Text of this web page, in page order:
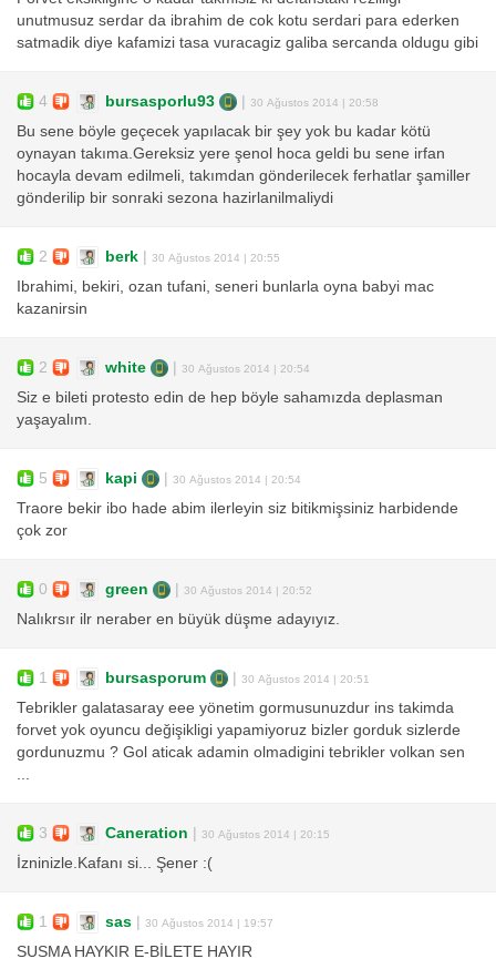
unutmusuz serdar da ibrahim de cok kotu serdari para ederken
satmadik diye kafamizi tasa vuracagiz galiba sercanda oldugu gibi
4 bursasporlu93 | 30 Ağustos 2014 | 20:58
Bu sene böyle geçecek yapılacak bir şey yok bu kadar kötü
oynayan takıma.Gereksiz yere şenol hoca geldi bu sene irfan
hocayla devam edilmeli, takımdan gönderilecek ferhatlar şamiller
gönderilip bir sonraki sezona hazirlanilmaliydi
2 berk | 30 Ağustos 2014 | 20:55
Ibrahimi, bekiri, ozan tufani, seneri bunlarla oyna babyi mac
kazanirsin
2 white | 30 Ağustos 2014 | 20:54
Siz e bileti protesto edin de hep böyle sahamızda deplasman
yaşayalım.
5 kapi | 30 Ağustos 2014 | 20:54
Traore bekir ibo hade abim ilerleyin siz bitikmişsiniz harbidende
çok zor
0 green | 30 Ağustos 2014 | 20:52
Nalıkrsır ilr neraber en büyük düşme adayıyız.
1 bursasporum | 30 Ağustos 2014 | 20:51
Tebrikler galatasaray eee yönetim gormusunuzdur ins takimda
forvet yok oyuncu değişikligi yapamiyoruz bizler gorduk sizlerde
gordunuzmu ? Gol aticak adamin olmadigini tebrikler volkan sen
3 Caneration | 30 Ağustos 2014 | 20:15
İzninizle.Kafanı si... Şener :(
1 sas | 30 Ağustos 2014 | 19:57
SUSMA HAYKIR E-BİLETE HAYIR